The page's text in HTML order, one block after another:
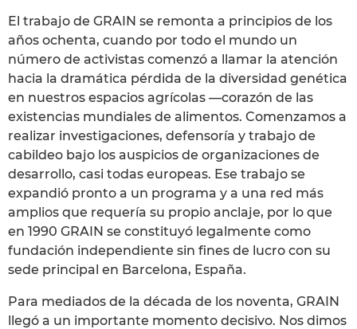
El trabajo de GRAIN se remonta a principios de los
años ochenta, cuando por todo el mundo un
número de activistas comenzó a llamar la atención
hacia la dramática pérdida de la diversidad genética
en nuestros espacios agrícolas —corazón de las
existencias mundiales de alimentos. Comenzamos a
realizar investigaciones, defensoría y trabajo de
cabildeo bajo los auspicios de organizaciones de
desarrollo, casi todas europeas. Ese trabajo se
expandió pronto a un programa y a una red más
amplios que requería su propio anclaje, por lo que
en 1990 GRAIN se constituyó legalmente como
fundación independiente sin fines de lucro con su
sede principal en Barcelona, España.
Para mediados de la década de los noventa, GRAIN
llegó a un importante momento decisivo. Nos dimos